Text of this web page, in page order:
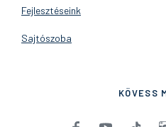
Fejlesztéseink
Sajtószoba
KÖVESS